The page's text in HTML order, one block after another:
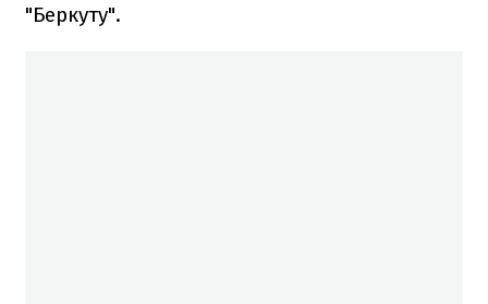
"Беркуту".